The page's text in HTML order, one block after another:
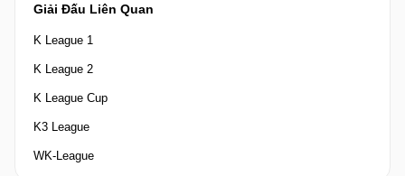
Giải Đấu Liên Quan
K League 1
K League 2
K League Cup
K3 League
WK-League